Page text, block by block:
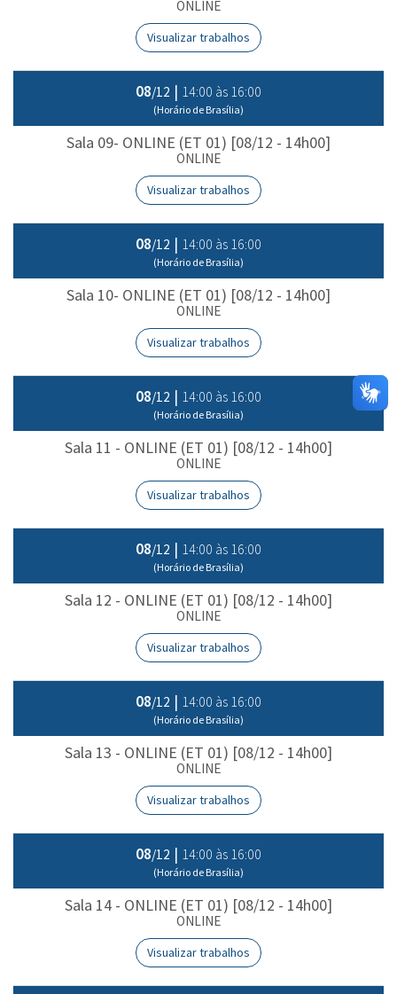
ONLINE
Visualizar trabalhos
08/12 | 14:00 às 16:00
(Horário de Brasília)
Sala 09- ONLINE (ET 01) [08/12 - 14h00]
ONLINE
Visualizar trabalhos
08/12 | 14:00 às 16:00
(Horário de Brasília)
Sala 10- ONLINE (ET 01) [08/12 - 14h00]
ONLINE
Visualizar trabalhos
08/12 | 14:00 às 16:00
(Horário de Brasília)
Sala 11 - ONLINE (ET 01) [08/12 - 14h00]
ONLINE
Visualizar trabalhos
08/12 | 14:00 às 16:00
(Horário de Brasília)
Sala 12 - ONLINE (ET 01) [08/12 - 14h00]
ONLINE
Visualizar trabalhos
08/12 | 14:00 às 16:00
(Horário de Brasília)
Sala 13 - ONLINE (ET 01) [08/12 - 14h00]
ONLINE
Visualizar trabalhos
08/12 | 14:00 às 16:00
(Horário de Brasília)
Sala 14 - ONLINE (ET 01) [08/12 - 14h00]
ONLINE
Visualizar trabalhos